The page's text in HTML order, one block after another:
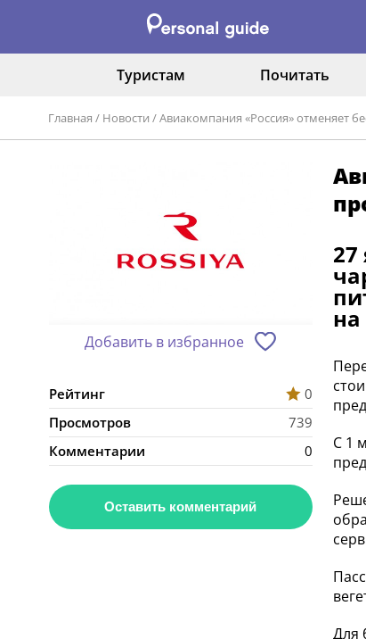
Туристам Почитать
Главная / Новости /Авиакомпания «Россия» отменяет
Добавить в избранное
Рейтинг
0
Просмотров
739
Комментарии
0
Оставить комментарий
27
на
С 1
Для